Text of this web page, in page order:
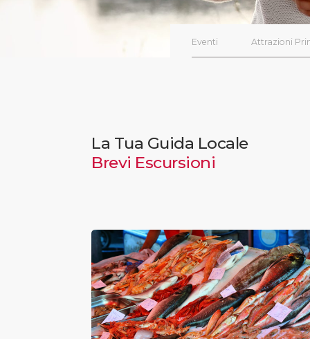
Eventi Attrazioni
La Tua Guida Locale
Brevi Escursioni